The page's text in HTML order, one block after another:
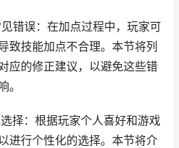
错误：在加点过程中，玩家可
致技能加点不合理。本节将列
应的修正建议，以避免这些错
。
择：根据玩家个人喜好和游戏
进行个性化的选择。本节将介